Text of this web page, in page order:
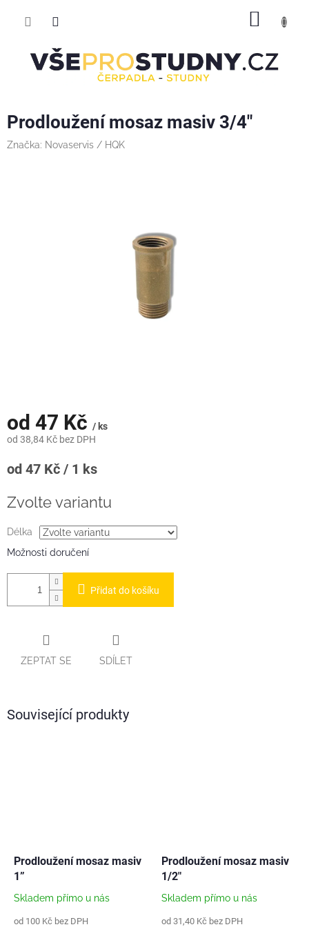
Prodloužení mosaz masiv 3/4"
Značka: Novaservis / HQK
od 47 Kč / ks
od 38,84 Kč bez DPH
Měrná
od 47 Kč / 1 ks
Zvolte variantu
Délka
Možnosti doručení
Přidat do košíku
ZEPTAT SE SDÍLET
Související produkty
Prodloužení mosaz masiv
1”
Skladem přímo u nás
od 100 Kč bez DPH
Prodloužení mosaz masiv
1/2"
Skladem přímo u nás
od 31,40 Kč bez DPH